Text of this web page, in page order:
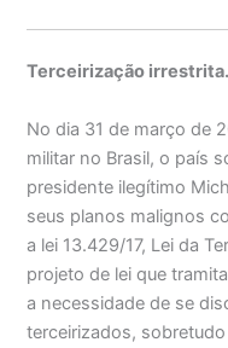
Terceirização irrestrita.
No dia 31 de março de
militar no Brasil, o país
presidente ilegítimo
seus planos malignos
a lei 13.429/17, Lei da
projeto de lei que
a necessidade de se
terceirizados,